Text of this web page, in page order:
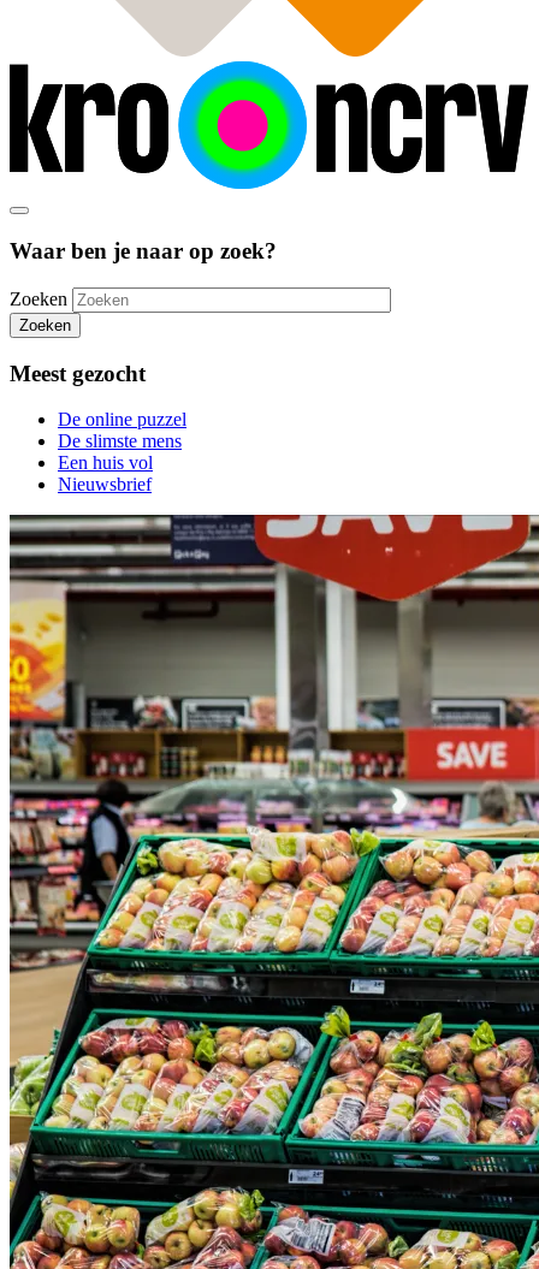
Waar ben je naar op zoek?
Zoeken
Zoeken
Meest gezocht
De online puzzel
De slimste mens
Een huis vol
Nieuwsbrief